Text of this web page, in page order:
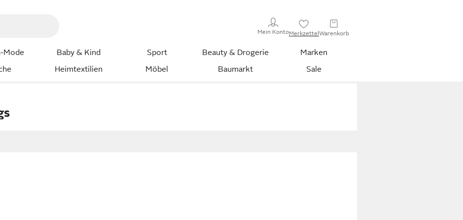
Mein KontoMerkzettelWarenkorb
Mode Baby & Kind Sport Beauty & Drogerie
Marken
Heimtextilien Möbel Baumarkt Sale